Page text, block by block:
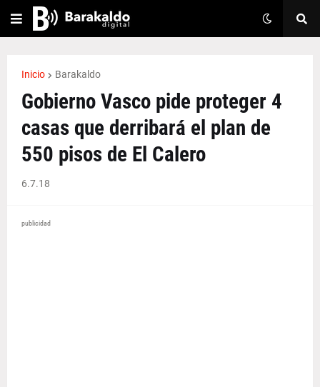
Inicio Barakaldo
Gobierno Vasco pide proteger 4
casas que derribará el plan de
550 pisos de El Calero
6.7.18
publicidad